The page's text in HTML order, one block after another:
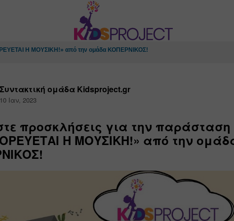
Η ΜΟΥΣΙΚΗ!» από την ομάδα ΚΟΠΕΡΝΙΚΟΣ!
Συντακτική ομάδα Kidsproject.gr
10 Ιαν, 2023
προσκλήσεις για την παράσταση
Η ΜΟΥΣΙΚΗ!» από την